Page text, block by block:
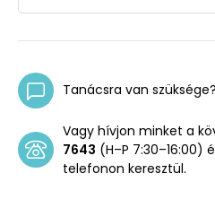
Tanácsra van szüksége?
Vagy hívjon minket a
7643 (H–P 7:30–16:00)
telefonon keresztül.